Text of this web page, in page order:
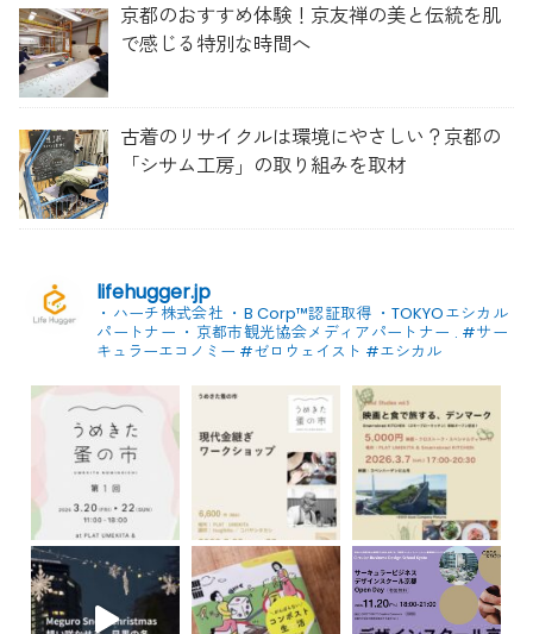
京都のおすすめ体験！京友禅の美と伝統を肌
で感じる特別な時間へ
古着のリサイクルは環境にやさしい？京都の
「シサム工房」の取り組みを取材
lifehugger.jp
・ハーチ株式会社 ・B Corp™認証取得 ・TOKYOエシカル
パートナー ・京都市観光協会メディアパートナー . #サー
キュラーエコノミー #ゼロウェイスト #エシカル